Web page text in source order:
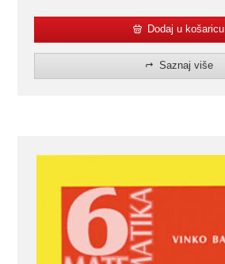
Dodaj u košaricu
Saznaj više